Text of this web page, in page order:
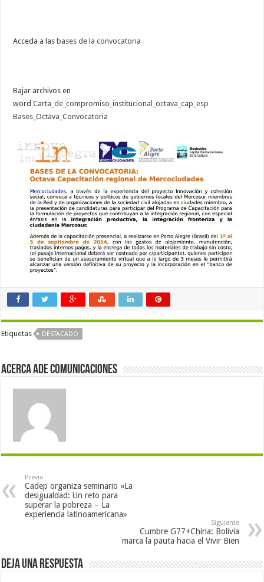
Acceda a las bases de la convocatoria
Bajar archivos en
wordCarta_de_compromiso_institucional_octava_cap_esp
Bases_Octava_Convocatoria
Etiquetas DESTACADO
Acerca Ade Comunicaciones
Previo
Cadep organiza seminario «La
desigualdad: Un reto para
superar la pobreza – La
experiencia latinoamericana»
Siguiente
Cumbre G77+China: Bolivia
marca la pauta hacia el Vivir Bien
Deja una respuesta